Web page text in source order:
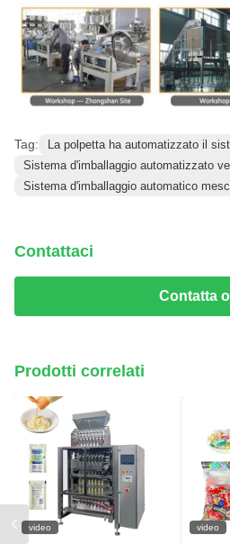
Tag:
La polpetta ha automatizzato il
Sistema d'imballaggio automatizzato
Sistema d'imballaggio automatico
Contattaci
Contatta
Prodotti correlati
video video